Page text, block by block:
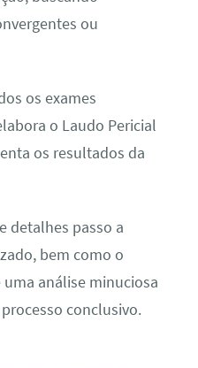
ou
os exames
o Laudo Pericial
os resultados da
detalhes passo a
bem como o
análise minuciosa
conclusivo.